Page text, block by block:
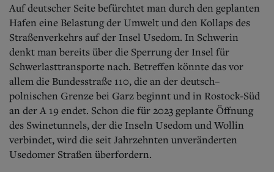
Auf deutscher Seite befürchtet man durch den geplanten
Hafen eine Belastung der Umwelt und den Kollaps des
Straßenverkehrs auf der Insel Usedom. In Schwerin
denkt man bereits über die Sperrung der Insel für
Schwerlasttransporte nach. Betreffen könnte das vor
allem die Bundesstraße 110, die an der deutsch–
polnischen Grenze bei Garz beginnt und in Rostock-Süd
an der A 19 endet. Schon die für 2023 geplante Öffnung
des Swinetunnels, der die Inseln Usedom und Wollin
verbindet, wird die seit Jahrzehnten unveränderten
Usedomer Straßen überfordern.